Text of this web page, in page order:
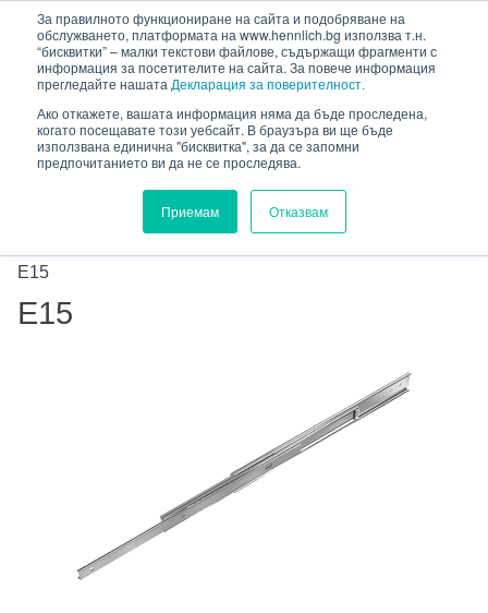
За правилното функциониране на сайта и подобряване на
обслужването, платформата на www.hennlich.bg използва т.н.
“бисквитки” – малки текстови файлове, съдържащи фрагменти с
информация за посетителите на сайта. За повече информация
прегледайте нашата Декларация за поверителност.
Ако откажете, вашата информация няма да бъде проследена,
когато посещавате този уебсайт. В браузъра ви ще бъде
използвана единична "бисквитка", за да се запомни
предпочитанието ви да не се проследява.
Приемам Отказвам
съдържание
HENNLICH.BG
ПРОДУКТИ
ЛИНЕЙНА ТЕХНИКА
ЛИНЕЙНИ ЛАГЕРИ THK
ЛИНЕЙНИ НАПРАВЛЯВАЩИ
ПЛОСКИ НАПРАВЛЯВАЩИ И ТЕЛЕСКОПИЧНИ
E15
E15